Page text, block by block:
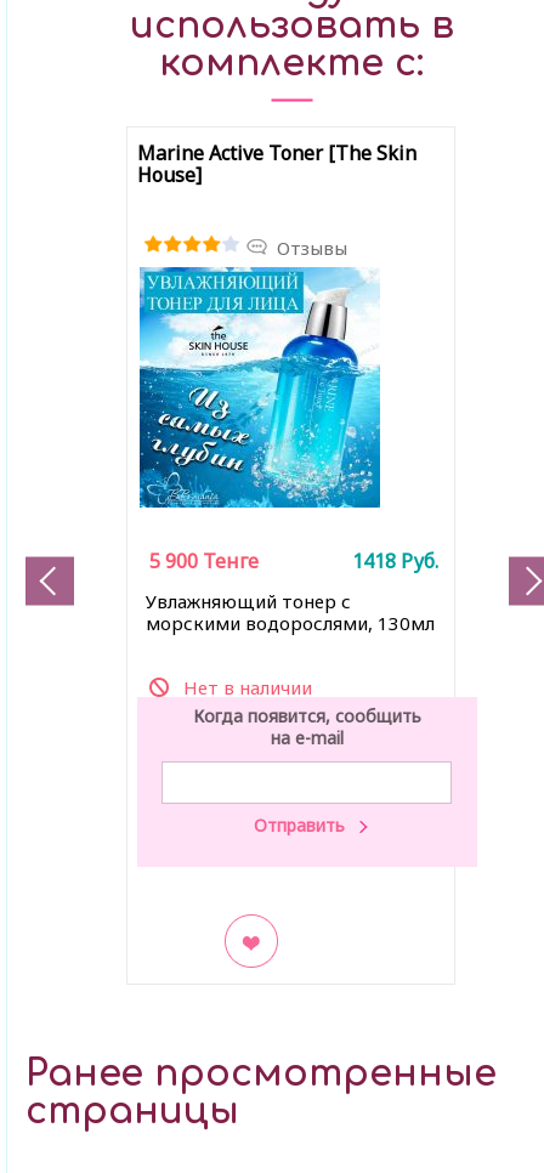
использовать в
комплекте с:
Marine Active Toner [The Skin
House]
Отзывы
Увлажняющий тонер с
морскими водорослями, 130мл
Нет в наличии
5 900 Тенге 1418 Руб.
Когда появится, сообщить
на e-mail
Ранее просмотренные
страницы